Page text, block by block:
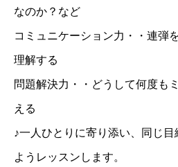
なのか？など
コミュニケーション力・・連弾
理解する
問題解決力・・どうして何度も
える
♪一人ひとりに寄り添い、同じ
ようレッスンします。